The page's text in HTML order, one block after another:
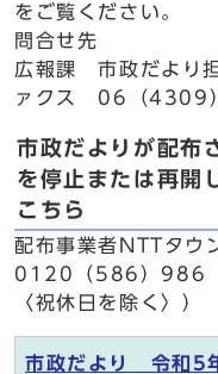
をご覧ください。
問合せ先
広報課 市政だよ
ァクス 06（4309
市政だよりが配布
を停止または再開
こちら
配布事業者NTTタウ
0120（586）986
〈祝休日を除く〉）
市政だより 令和5